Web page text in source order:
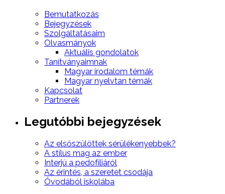
Bemutatkozás
Bejegyzések
Szolgáltatásaim
Olvasmányok
Aktuális gondolatok
Tanítványaimnak
Magyar irodalom témák
Magyar nyelvtan témák
Kapcsolat
Partnerek
Legutóbbi bejegyzések
Az elsőszülöttek sérülékenyebbek?
A stílus mag az ember
Interjú a pedofíliáról
Az érintés, a szeretet csodája
Óvodából iskolába